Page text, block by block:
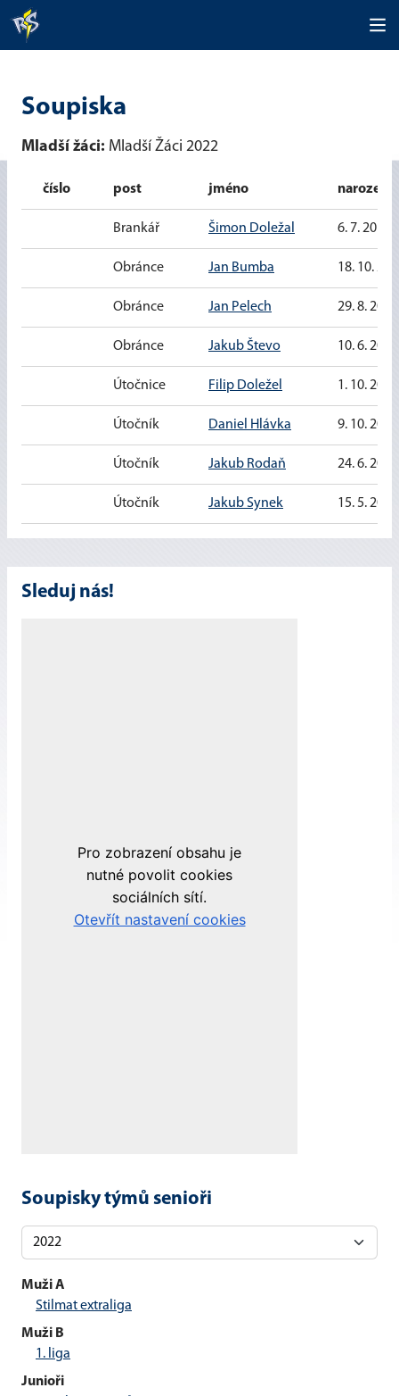
Soupiska
Mladší žáci: Mladší Žáci 2022
číslo post jméno narozen
Brankář Šimon Doležal 6. 7. 2010
Obránce Jan Bumba 18. 10.
Obránce Jan Pelech 29. 8. 2010
Obránce Jakub Števo 10. 6. 2010
Útočnice Filip Doležel 1. 10. 2010
Útočník Daniel Hlávka 9. 10. 2010
Útočník Jakub Rodaň 24. 6. 2010
Útočník Jakub Synek 15. 5. 2010
Sleduj nás!
Soupisky týmů senioři
Muži A
Stilmat extraliga
Muži B
1. liga
Junioři